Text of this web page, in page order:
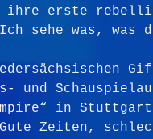
erste
sehe was, was
und
in
Zeiten,